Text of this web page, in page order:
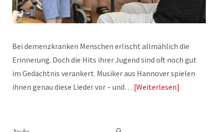
Bei demenzkranken Menschen erlischt allmählich die
Erinnerung. Doch die Hits ihrer Jugend sind oft noch gut
im Gedächtnis verankert. Musiker aus Hannover spielen
ihnen genau diese Lieder vor – und… Weiterlesen